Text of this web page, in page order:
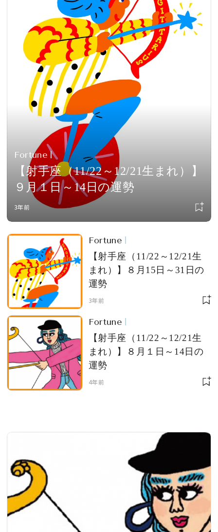
MAGAZINE
会員登録
Log in or Sign up
SPUR読者のためのメンバーシッププログラム
「The SPUR Club」。
便利な機能と特典を無料で楽し
めます。
ログイン・新規会員登録
MAGAZINE
SPUR 2026 JULY
2026年9月号
Fortune
【射手座（11/22～12/21生まれ）】
９月１日～14日の運勢
3年前
Fortune
【射手座（11/22～12/21生
まれ）】８月15日～31日の
運勢
3年前
Fortune
【射手座（11/22～12/21生
まれ）】８月１日～14日の
運勢
4年前